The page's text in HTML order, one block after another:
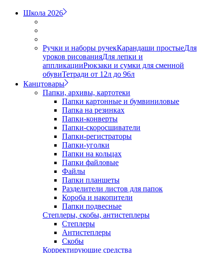
Школа 2026
Ручки и наборы ручекКарандаши простыеДля
уроков рисованияДля лепки и
аппликацииРюкзаки и сумки для сменной
обувиТетради от 12л до 96л
Канцтовары
Папки, архивы, картотеки
Папки картонные и бумвиниловые
Папка на резинках
Папки-конверты
Папки-скоросшиватели
Папки-регистраторы
Папки-уголки
Папки на кольцах
Папки файловые
Файлы
Папки планшеты
Разделители листов для папок
Короба и накопители
Папки подвесные
Степлеры, скобы, антистеплеры
Степлеры
Антистеплеры
Скобы
Корректирующие средства